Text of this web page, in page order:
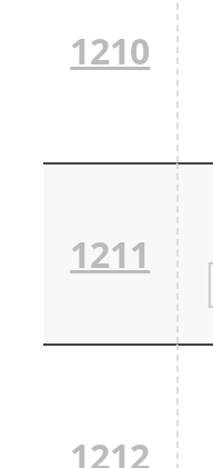
1210
1211
1212